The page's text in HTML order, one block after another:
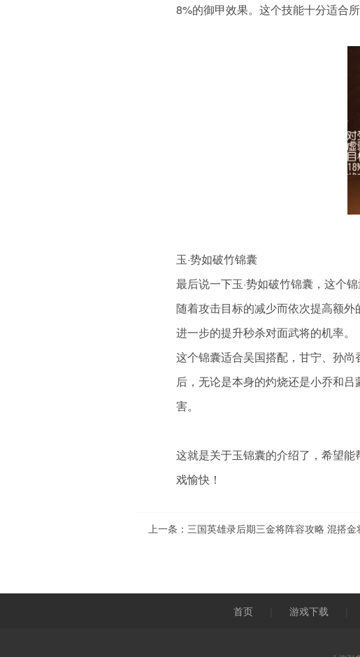
8%的御甲效果。这个技能十分适合
玉·势如破竹锦囊
最后说一下玉·势如破竹锦囊，这个
随着攻击目标的减少而依次提高额
进一步的提升秒杀对面武将的机率。
这个锦囊适合吴国搭配，甘宁、孙
后，无论是本身的灼烧还是小乔和
害。
这就是关于玉锦囊的介绍了，希望
戏愉快！
上一条： 三国英雄录后期三金将阵容攻略 混搭金
首页 游戏下载